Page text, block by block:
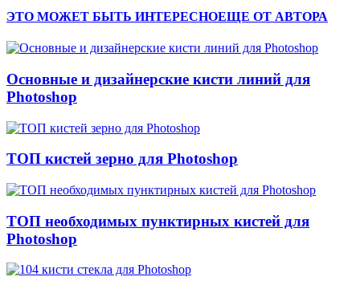
ЭТО МОЖЕТ БЫТЬ ИНТЕРЕСНОЕЩЕ ОТ АВТОРА
Основные и дизайнерские кисти линий для
Photoshop
ТОП кистей зерно для Photoshop
ТОП необходимых пунктирных кистей для
Photoshop